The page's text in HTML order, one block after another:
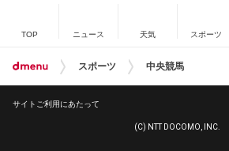
TOP ニュース 天気 スポーツ
スポーツ 中央競馬
サイトご利用にあたって
(C) NTT DOCOMO, INC.